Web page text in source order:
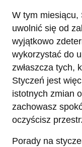
W tym miesiącu,
uwolnić się od
wyjątkowo
wykorzystać do
zwłaszcza tych,
Styczeń jest
istotnych zmian
zachowasz
oczyścisz
Porady na